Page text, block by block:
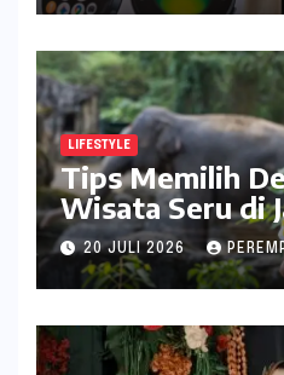
LIFESTYLE
Tips Memilih
Wisata Seru di
ala inDrive
20 JULI 2026